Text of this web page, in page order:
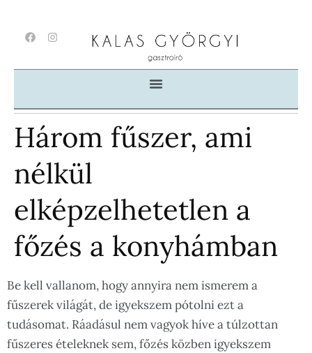
Három fűszer, ami
nélkül
elképzelhetetlen a
főzés a konyhámban
Be kell vallanom, hogy annyira nem ismerem a
fűszerek világát, de igyekszem pótolni ezt a
tudásomat. Ráadásul nem vagyok híve a túlzottan
fűszeres ételeknek sem, főzés közben igyekszem